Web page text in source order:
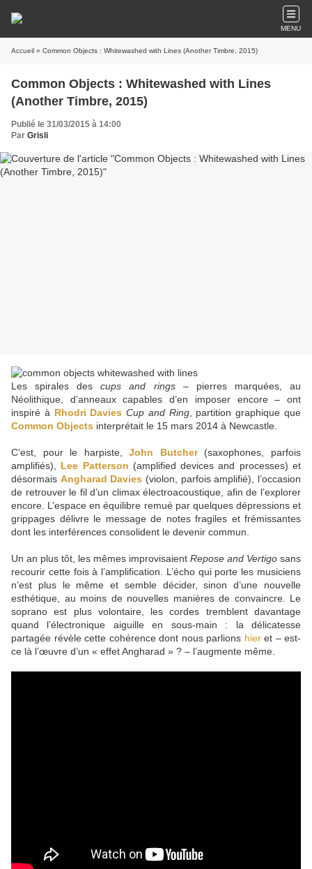
MENU
Accueil » Common Objects : Whitewashed with Lines (Another Timbre, 2015)
Common Objects : Whitewashed with Lines
(Another Timbre, 2015)
Publié le 31/03/2015 à 14:00
Par Grisli
Les spirales descups and rings– pierres marquées, au
Néolithique, d’anneaux capables d’en imposer encore – ont
inspiré à Rhodri Davies Cup and Ring, partition graphique que
Common Objects interprétait le 15 mars 2014 à Newcastle.
C’est, pour le harpiste,John Butcher(saxophones, parfois
amplifiés), Lee Patterson (amplified devices and processes) et
désormais Angharad Davies (violon, parfois amplifié), l’occasion
de retrouver le fil d’un climax électroacoustique, afin de l’explorer
encore. L’espace en équilibre remué par quelques dépressions et
grippages délivre le message de notes fragiles et frémissantes
dont les interférences consolident le devenir commun.
Un an plus tôt, les mêmes improvisaient Repose and Vertigo sans
recourir cette fois à l’amplification. L’écho qui porte les musiciens
n’est plus le même et semble décider, sinon d’une nouvelle
esthétique, au moins de nouvelles manières de convaincre. Le
soprano est plus volontaire, les cordes tremblent davantage
quand l’électronique aiguille en sous-main : la délicatesse
partagée révèle cette cohérence dont nous parlions hieret – est-
ce là l’œuvre d’un « effet Angharad » ? – l’augmente même.